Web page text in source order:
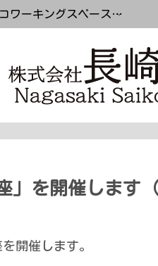
コワーキングスペース（築町コモンスペース）
」を開催します（
開催します。